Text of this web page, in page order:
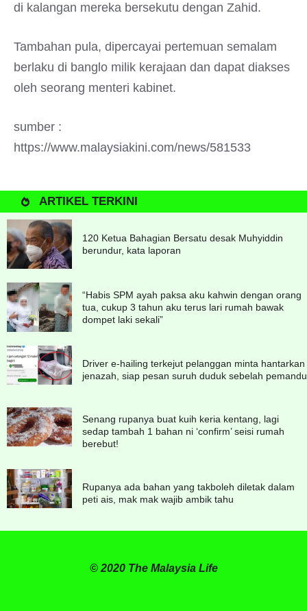
di kalangan mereka bersekutu dengan Zahid.
Tambahan pula, dipercayai pertemuan semalam
berlaku di banglo milik kerajaan dan dapat diakses
oleh seorang menteri kabinet.
sumber :
https://www.malaysiakini.com/news/581533
ARTIKEL TERKINI
120 Ketua Bahagian Bersatu desak Muhyiddin
berundur, kata laporan
“Habis SPM ayah paksa aku kahwin dengan orang
tua, cukup 3 tahun aku terus lari rumah bawak
dompet laki sekali”
Driver e-hailing terkejut pelanggan minta hantarkan
jenazah, siap pesan suruh duduk sebelah pemandu
Senang rupanya buat kuih keria kentang, lagi
sedap tambah 1 bahan ni ‘confirm’ seisi rumah
berebut!
Rupanya ada bahan yang takboleh diletak dalam
peti ais, mak mak wajib ambik tahu
© 2020 The Malaysia Life